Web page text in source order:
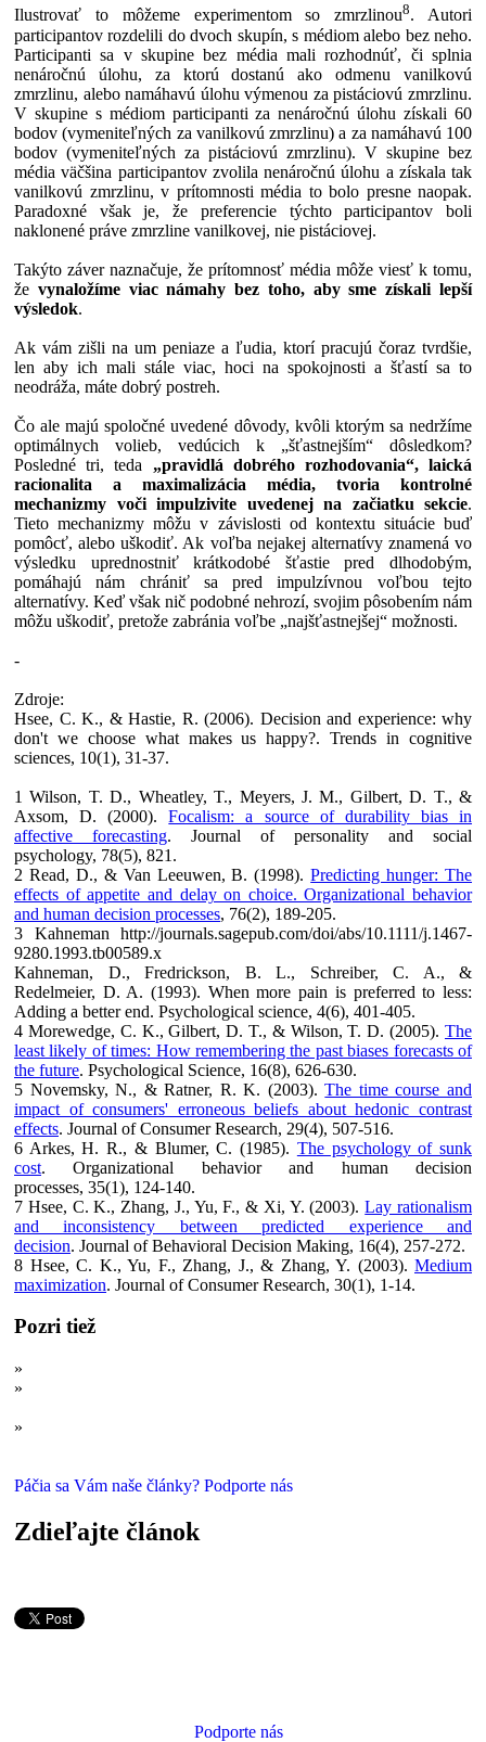
Ilustrovať to môžeme experimentom so zmrzlinou8. Autori
participantov rozdelili do dvoch skupín, s médiom alebo bez neho.
Participanti sa v skupine bez média mali rozhodnúť, či splnia
nenáročnú úlohu, za ktorú dostanú ako odmenu vanilkovú
zmrzlinu, alebo namáhavú úlohu výmenou za pistáciovú zmrzlinu.
V skupine s médiom participanti za nenáročnú úlohu získali 60
bodov (vymeniteľných za vanilkovú zmrzlinu) a za namáhavú 100
bodov (vymeniteľných za pistáciovú zmrzlinu). V skupine bez
média väčšina participantov zvolila nenáročnú úlohu a získala tak
vanilkovú zmrzlinu, v prítomnosti média to bolo presne naopak.
Paradoxné však je, že preferencie týchto participantov boli
naklonené práve zmrzline vanilkovej, nie pistáciovej.
Takýto záver naznačuje, že prítomnosť média môže viesť k tomu,
že vynaložíme viac námahy bez toho, aby sme získali lepší
výsledok.
Ak vám zišli na um peniaze a ľudia, ktorí pracujú čoraz tvrdšie,
len aby ich mali stále viac, hoci na spokojnosti a šťastí sa to
neodráža, máte dobrý postreh.
Čo ale majú spoločné uvedené dôvody, kvôli ktorým sa nedržíme
optimálnych volieb, vedúcich k „šťastnejším“ dôsledkom?
Posledné tri, teda „pravidlá dobrého rozhodovania“, laická
racionalita a maximalizácia média, tvoria kontrolné
mechanizmy voči impulzivite uvedenej na začiatku sekcie.
Tieto mechanizmy môžu v závislosti od kontextu situácie buď
pomôcť, alebo uškodiť. Ak voľba nejakej alternatívy znamená vo
výsledku uprednostniť krátkodobé šťastie pred dlhodobým,
pomáhajú nám chrániť sa pred impulzívnou voľbou tejto
alternatívy. Keď však nič podobné nehrozí, svojim pôsobením nám
môžu uškodiť, pretože zabránia voľbe „najšťastnejšej“ možnosti.
-
Zdroje:
Hsee, C. K., & Hastie, R. (2006). Decision and experience: why
don't we choose what makes us happy?. Trends in cognitive
sciences, 10(1), 31-37.
1 Wilson, T. D., Wheatley, T., Meyers, J. M., Gilbert, D. T., &
Axsom, D. (2000).Focalism: a source of durability bias in
affective forecasting. Journal of personality and social
psychology, 78(5), 821.
2 Read, D., & Van Leeuwen, B. (1998).Predicting hunger: The
effects of appetite and delay on choice. Organizational behavior
and human decision processes, 76(2), 189-205.
3 Kahneman http://journals.sagepub.com/doi/abs/10.1111/j.1467-
9280.1993.tb00589.x
Kahneman, D., Fredrickson, B. L., Schreiber, C. A., &
Redelmeier, D. A. (1993). When more pain is preferred to less:
Adding a better end. Psychological science, 4(6), 401-405.
4 Morewedge, C. K., Gilbert, D. T., & Wilson, T. D. (2005). The
least likely of times: How remembering the past biases forecasts of
the future. Psychological Science, 16(8), 626-630.
5 Novemsky, N., & Ratner, R. K. (2003).The time course and
impact of consumers' erroneous beliefs about hedonic contrast
effects. Journal of Consumer Research, 29(4), 507-516.
6 Arkes, H. R., & Blumer, C. (1985). The psychology of sunk
cost. Organizational behavior and human decision
processes, 35(1), 124-140.
7 Hsee, C. K., Zhang, J., Yu, F., & Xi, Y. (2003).Lay rationalism
and inconsistency between predicted experience and
decision. Journal of Behavioral Decision Making, 16(4), 257-272.
8 Hsee, C. K., Yu, F., Zhang, J., & Zhang, Y. (2003). Medium
maximization. Journal of Consumer Research, 30(1), 1-14.
Pozri tiež
»
»
»
Páčia sa Vám naše články? Podporte nás
Zdieľajte článok
Podporte nás